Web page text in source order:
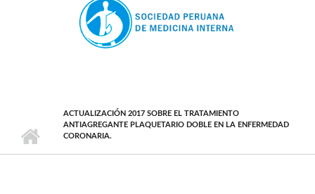
ACTUALIZACIÓN 2017 SOBRE EL TRATAMIENTO
ANTIAGREGANTE PLAQUETARIO DOBLE EN LA ENFERMEDAD
CORONARIA.